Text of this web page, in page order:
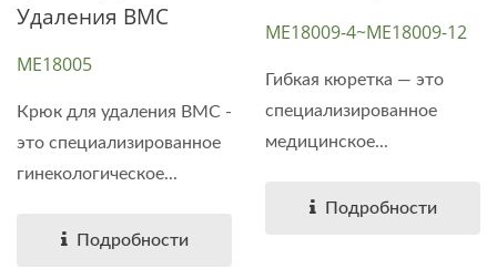
Удаления ВМС
ME18005
Крюк для удаления ВМС -
это специализированное
гинекологическое...
Подробности
ME18009-4~ME18009-12
Гибкая кюретка — это
специализированное
медицинское...
Подробности